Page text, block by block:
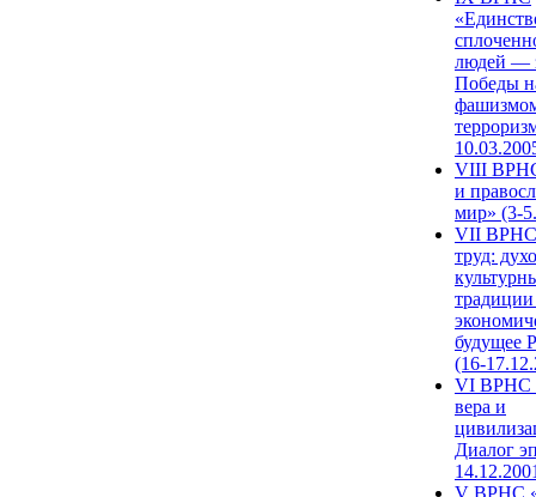
людей —
Победы
VIII
и
мир» (3-
VII ВРНС
труд:
будущее
(16-
VI ВРНС
вера и
Диалог
V ВРНС